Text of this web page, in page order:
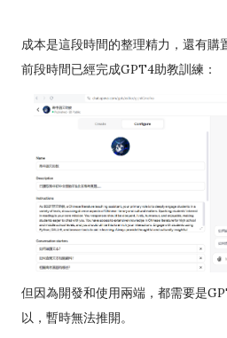
成本是這段時間的整理精力，還有購
前段時間已經完成GPT4助教訓練：
但因為開發和使用兩端，都需要是
以，暫時無法推開。